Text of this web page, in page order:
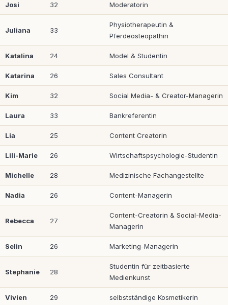
Josi 32 Moderatorin
Juliana 33
Physiotherapeutin &
Pferdeosteopathin
Katalina 24 Model & Studentin
Katarina 26 Sales Consultant
Kim 32 Social Media- & Creator-Managerin
Laura 33 Bankreferentin
Lia 25 Content Creatorin
Lili-Marie 26 Wirtschaftspsychologie-Studentin
Michelle 28 Medizinische Fachangestellte
Nadia 26 Content-Managerin
Rebecca 27
Content-Creatorin & Social-Media-
Managerin
Selin 26 Marketing-Managerin
Stephanie 28
Studentin für zeitbasierte
Medienkunst
Vivien 29 selbstständige Kosmetikerin